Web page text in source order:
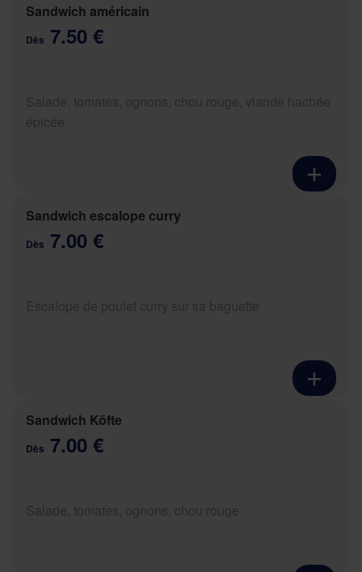
Sandwich américain
Dès 7.50 €
Sandwich escalope curry
Dès 7.00 €
Sandwich Köfte
Dès 7.00 €